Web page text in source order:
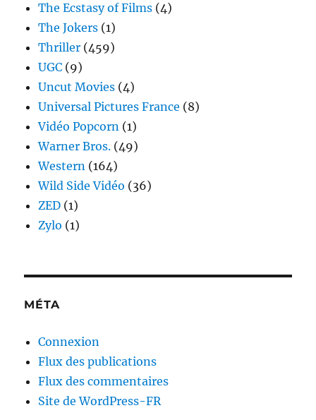
The Ecstasy of Films (4)
The Jokers (1)
Thriller (459)
UGC (9)
Uncut Movies (4)
Universal Pictures France (8)
Vidéo Popcorn (1)
Warner Bros. (49)
Western (164)
Wild Side Vidéo (36)
ZED (1)
Zylo (1)
MÉTA
Connexion
Flux des publications
Flux des commentaires
Site de WordPress-FR